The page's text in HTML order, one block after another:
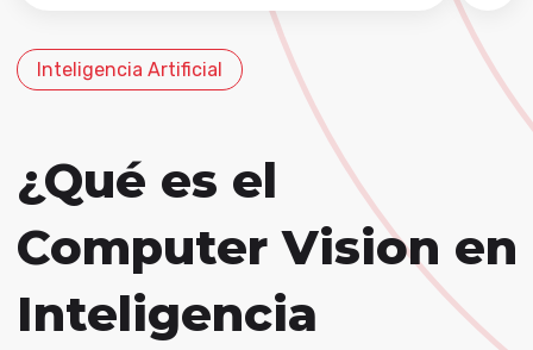
No hay sugerencias porque el campo de
Inteligencia Artificial
¿Qué es el
Computer Vision en
Inteligencia